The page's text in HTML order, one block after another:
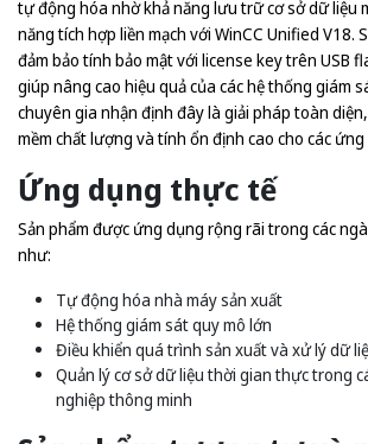
tự động hóa nhờ khả năng lưu trữ cơ sở dữ liệu
năng tích hợp liền mạch với WinCC Unified V18.
đảm bảo tính bảo mật với license key trên USB
giúp nâng cao hiệu quả của các hệ thống giám
chuyên gia nhận định đây là giải pháp toàn
mềm chất lượng và tính ổn định cao cho các
Ứng dụng thực tế
Sản phẩm được ứng dụng rộng rãi trong các
như:
Tự động hóa nhà máy sản xuất
Hệ thống giám sát quy mô lớn
Điều khiển quá trình sản xuất và xử lý dữ
Quản lý cơ sở dữ liệu thời gian thực trong
nghiệp thông minh